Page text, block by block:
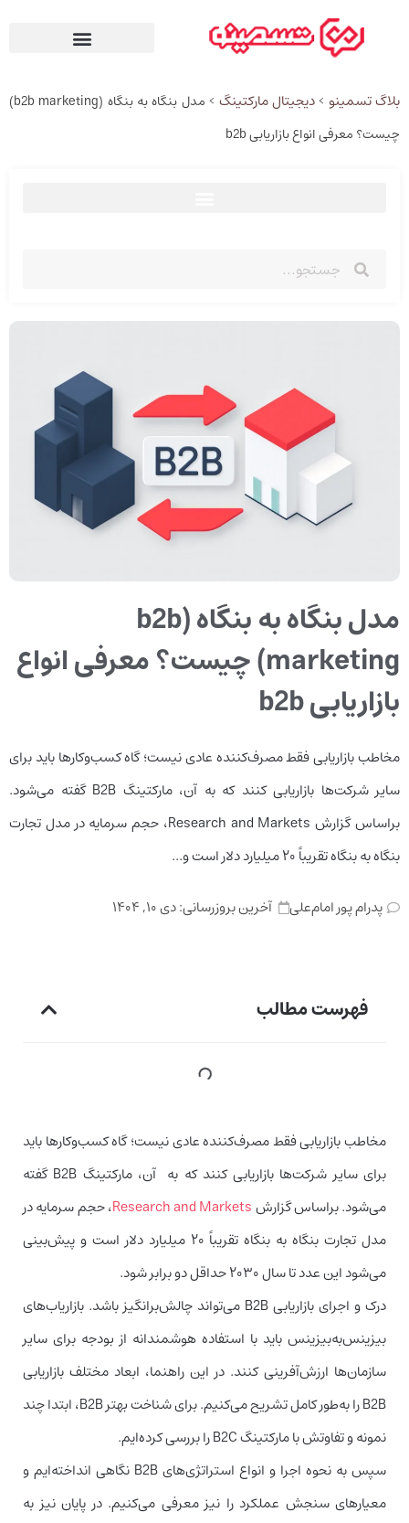
بلاگ تسمینو >دیجیتال مارکتینگ >
مدل بنگاه به بنگاه (b2b marketing)
چیست؟ معرفی انواع بازاریابی b2b
مدل بنگاه به بنگاه (b2b
marketing) چیست؟ معرفی انواع
بازاریابی b2b
مخاطب بازاریابی فقط مصرف‌کننده عادی نیست؛ گاه کسب‌وکارها باید برای
سایر شرکت‌ها بازاریابی کنند که به آن، مارکتینگ B2B گفته می‌شود.
براساس گزارش Research and Markets، حجم سرمایه در مدل تجارت
بنگاه به بنگاه تقریباً ۲۰ میلیارد دلار است و...
پدرام پور امام‌علی آخرین بروزرسانی:دی ۱۰, ۱۴۰۴
فهرست مطالب
مخاطب بازاریابی فقط مصرف‌کننده عادی نیست؛ گاه کسب‌وکارها باید
برای سایر شرکت‌ها بازاریابی کنند که به آن، مارکتینگ B2B گفته
می‌شود. براساس گزارشResearch and Markets، حجم سرمایه در
مدل تجارت بنگاه به بنگاه تقریباً ۲۰ میلیارد دلار است و پیش‌بینی
می‌شود این عدد تا سال ۲۰۳۰ حداقل دو برابر شود.
درک و اجرای بازاریابی B2B می‌تواند چالش‌برانگیز باشد. بازاریاب‌های
بیزینس‌به‌بیزینس باید با استفاده هوشمندانه از بودجه برای سایر
سازمان‌ها ارزش‌آفرینی کنند. در این راهنما، ابعاد مختلف بازاریابی
B2B را به‌طور کامل تشریح می‌کنیم. برای شناخت بهتر B2B، ابتدا چند
نمونه و تفاوتش با مارکتینگ B2C را بررسی کرده‌ایم.
سپس به نحوه اجرا و انواع استراتژی‌های B2B نگاهی انداخته‌ایم و
معیارهای سنجش عملکرد را نیز معرفی می‌کنیم. در پایان نیز به